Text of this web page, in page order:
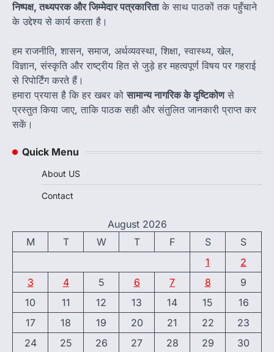
निष्पक्ष, तथ्यपरक और जिम्मेदार पत्रकारिताके साथ पाठकों तक पहुँचाने
के उद्देश्य से कार्य करता है।
हम राजनीति, शासन, समाज, अर्थव्यवस्था, शिक्षा, स्वास्थ्य, खेल,
विज्ञान, संस्कृति और राष्ट्रीय हित से जुड़े हर महत्वपूर्ण विषय पर गहराई
से रिपोर्टिंग करते हैं।
हमारा प्रयास है कि हर खबर कोसामान्य नागरिक के दृष्टिकोणसे
प्रस्तुत किया जाए, ताकि पाठक सही और संतुलित जानकारी प्राप्त कर
सकें।
Quick Menu
About US
Contact
August 2026
M
T W T F S
S
1
2
3
4 5 6 7 8
9
10
11 12 13 14 15
16
17
18 19 20 21 22
23
24
25 26 27 28 29
30